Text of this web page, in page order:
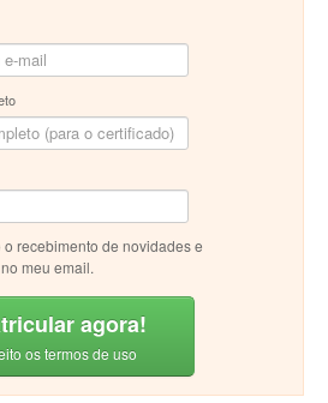
o recebimento de novidades e
meu email.
agora!
os termos de uso